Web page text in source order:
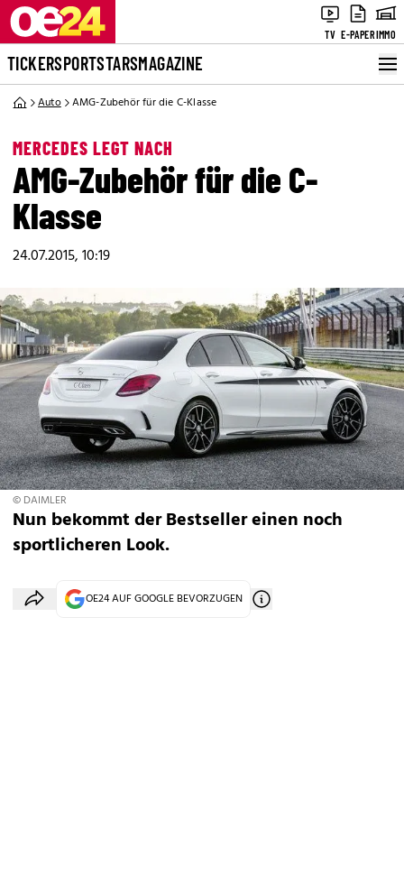
TV E-PAPERIMMO
TICKERSPORTSTARSMAGAZINE
Auto AMG-Zubehör für die C-Klasse
MERCEDES LEGT NACH
AMG-Zubehör für die C-
Klasse
24.07.2015, 10:19
© DAIMLER
Nun bekommt der Bestseller einen noch
sportlicheren Look.
OE24 AUF GOOGLE BEVORZUGEN